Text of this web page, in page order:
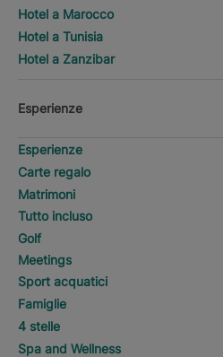
Hotel a Marocco
Hotel a Tunisia
Hotel a Zanzibar
Esperienze
Esperienze
Carte regalo
Matrimoni
Tutto incluso
Golf
Meetings
Sport acquatici
Famiglie
4 stelle
Spa and Wellness